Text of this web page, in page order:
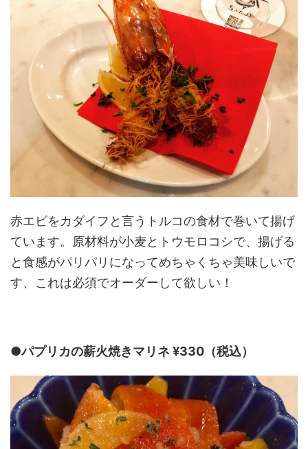
赤エビをカダイフと言うトルコの食材で巻いて揚げ
ています。原材料が小麦とトウモロコシで、揚げる
と食感がパリパリになってめちゃくちゃ美味しいで
す、これは必須でオーダーして欲しい！
●パプリカの薪火焼きマリネ ¥330（税込）